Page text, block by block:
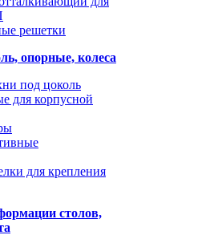
решетки
опорные, колеса
под цоколь
для корпусной
для крепления
столов,